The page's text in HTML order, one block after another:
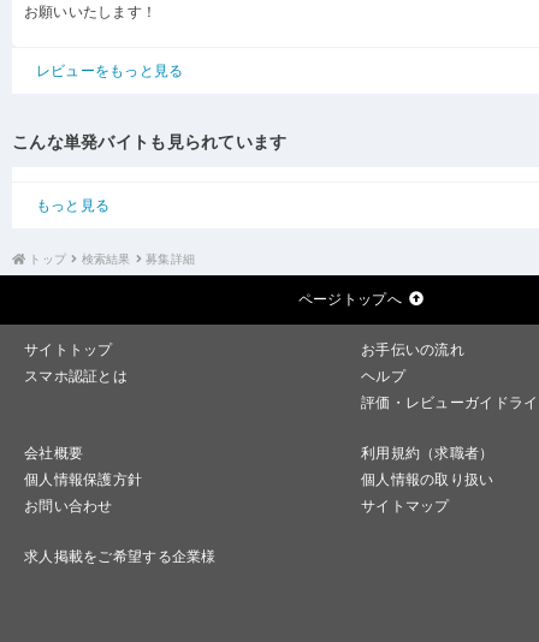
お願いいたします！
レビューをもっと見る
こんな単発バイトも見られています
もっと見る
トップ 検索結果 募集詳細
ページトップへ
サイトトップ
お手伝いの流れ
スマホ認証とは
ヘルプ
評価・レビューガイドラ
会社概要
利用規約（求職者）
個人情報保護方針
個人情報の取り扱い
お問い合わせ
サイトマップ
求人掲載をご希望する企業様